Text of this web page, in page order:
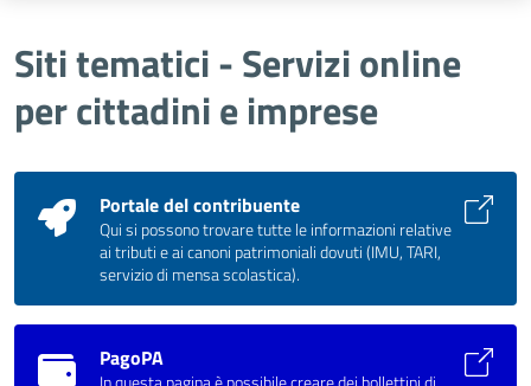
Siti tematici - Servizi online
per cittadini e imprese
Portale del contribuente
Qui si possono trovare tutte le informazioni relative
ai tributi e ai canoni patrimoniali dovuti (IMU, TARI,
servizio di mensa scolastica).
PagoPA